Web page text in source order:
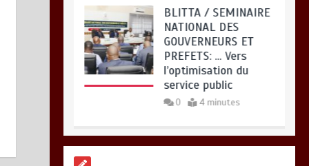
NATIONAL DES
GOUVERNEURS ET
PREFETS: … Vers
l’optimisation du
service public
0 4 minutes
RODRI AU BARÇA
PLUTOT QU’AU REAL